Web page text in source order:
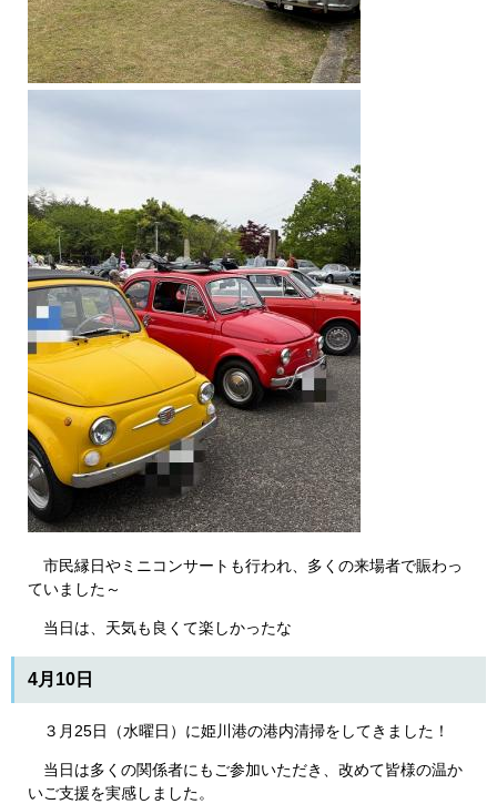
市民縁日やミニコンサートも行われ、多くの来場者で賑わっ
ていました～
当日は、天気も良くて楽しかったな
4月10日
３月25日（水曜日）に姫川港の港内清掃をしてきました！
当日は多くの関係者にもご参加いただき、改めて皆様の温か
いご支援を実感しました。